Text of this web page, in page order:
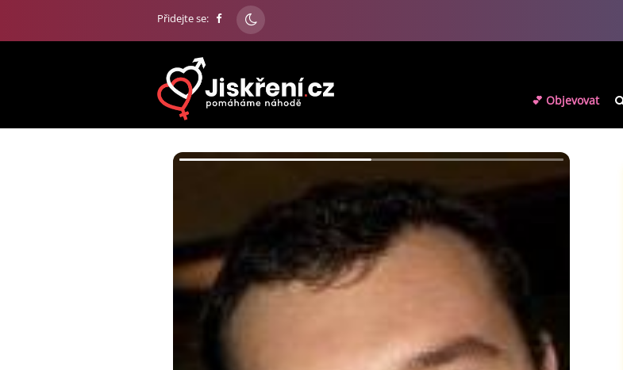
Přidejte se:
💕 Objevovat